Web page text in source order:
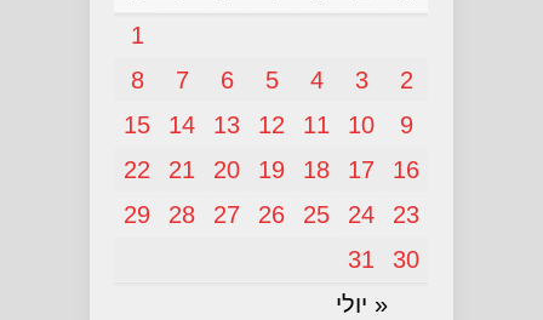
« יולי
1
2
3
4
5
6
7
8
9
10
11
12
13
14
15
16
17
18
19
20
21
22
23
24
25
26
27
28
29
30
31